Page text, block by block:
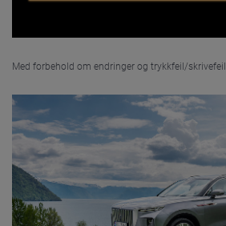
Med forbehold om endringer og trykkfeil/skrivefeil.